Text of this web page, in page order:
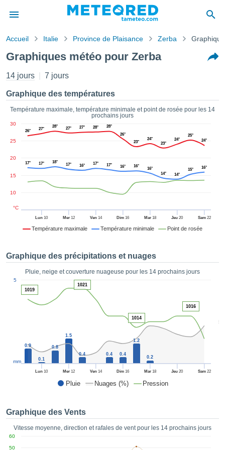
de
a
par
des
Vous
en
:
des
de
des
de très
ACCEPTER
Accueil Italie Province de Plaisance Zerba
Graphiques météo pour Zerba
14 jours 7 jours
Graphique des températures
Température maximale, température minimale et point de rosée pour les 14
prochains jours
Température maximale Température minimale Point de rosée
Lun 10 Mer12 Ven14 Dim 16 Mar18 Jeu 20 Sam22
10
15
20
25
30
°C
26° 27°
28° 27° 27° 28°
28°
26°
23°
24°
23°
24°
25°
24°
17° 17° 18°
17° 16° 17° 17° 16° 16°
16°
14°
14°
15° 16°
Graphique des précipitations et nuages
Pluie, neige et couverture nuageuse pour les 14 prochains jours
Pluie Nuages (%) Pression
50
Lun 10 Mer12 Ven14 Dim 16 Mar18 Jeu 20 Sam22
5
mm
0.9
0.1
0.8
1.5
0.4 0.4 0.4
1.2
0.2
1019
1021
1014
1016
Graphique des Vents
Vitesse moyenne, direction et rafales de vent pour les 14 prochains jours
50
60